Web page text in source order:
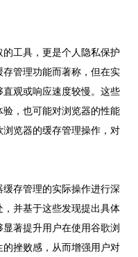
工具，更是个人隐私保护
管理功能而著称，但在实
观或响应速度较慢。这些
，也可能对浏览器的性能
览器的缓存管理操作，对
存管理的实际操作进行深
并基于这些发现提出具体
著提升用户在使用谷歌浏
挫败感，从而增强用户对